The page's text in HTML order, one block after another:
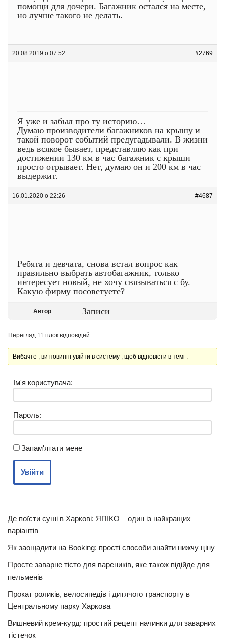
помощи для дочери. Багажник остался на месте,
но лучше такого не делать.
20.08.2019 о 07:52 #2769
Я уже и забыл про ту историю…
Думаю производители багажников на крышу и
такой поворот событий предугадывали. В жизни
ведь всякое бывает, представляю как при
достижении 130 км в час багажник с крыши
просто отрывает. Нет, думаю он и 200 км в час
выдержит.
16.01.2020 о 22:26 #4687
Ребята и девчата, снова встал вопрос как
правильно выбрать автобагажник, только
интересует новый, не хочу связываться с бу.
Какую фирму посоветуете?
Автор Записи
Перегляд 11 гілок відповідей
Вибачте , ви повинні увійти в систему , щоб відповісти в темі .
Ім'я користувача:
Пароль:
Запам'ятати мене
Увійти
Де поїсти суші в Харкові: ЯПІКО – один із найкращих
варіантів
Як заощадити на Booking: прості способи знайти нижчу ціну
Просте заварне тісто для вареників, яке також підійде для
пельменів
Прокат роликів, велосипедів і дитячого транспорту в
Центральному парку Харкова
Вишневий крем-курд: простий рецепт начинки для заварних
тістечок